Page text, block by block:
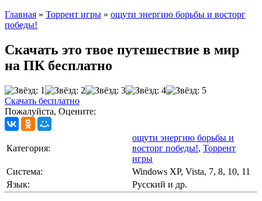
Главная » Торрент игры » ощути энергию борьбы и восторг
победы!
Скачать это твое путешествие в мир
на ПК бесплатно
Скачать бесплатно
Пожалуйста, Оцените:
Категория:
ощути энергию борьбы и
восторг победы!, Торрент
игры
Cистема:
Windows XP, Vista, 7, 8, 10, 11
Язык:
Русский и др.